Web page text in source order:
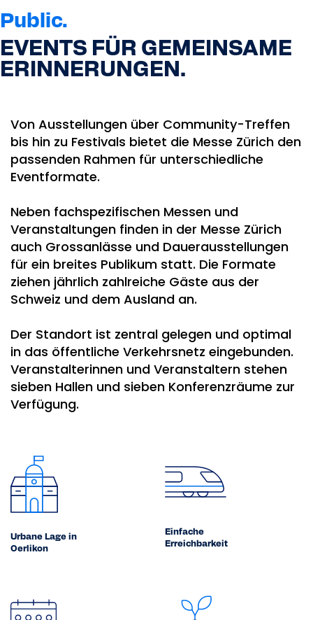
Public.
EVENTS FÜR GEMEINSAME
ERINNERUNGEN.
Von Ausstellungen über Community-Treffen
bis hin zu Festivals bietet die Messe Zürich den
passenden Rahmen für unterschiedliche
Eventformate.
Neben fachspezifischen Messen und
Veranstaltungen finden in der Messe Zürich
auch Grossanlässe und Dauerausstellungen
für ein breites Publikum statt. Die Formate
ziehen jährlich zahlreiche Gäste aus der
Schweiz und dem Ausland an.
Der Standort ist zentral gelegen und optimal
in das öffentliche Verkehrsnetz eingebunden.
Veranstalterinnen und Veranstaltern stehen
sieben Hallen und sieben Konferenzräume zur
Verfügung.
Urbane Lage in
Oerlikon
Einfache
Erreichbarkeit